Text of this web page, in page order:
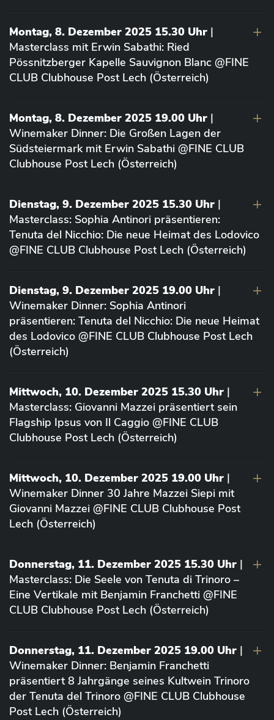
Montag, 8. Dezember 2025 15.30 Uhr |
Masterclass mit Erwin Sabathi: Ried
Pössnitzberger Kapelle Sauvignon Blanc @FINE
CLUB Clubhouse Post Lech (Österreich)
Montag, 8. Dezember 2025 19.00 Uhr |
Winemaker Dinner: Die Großen Lagen der
Südsteiermark mit Erwin Sabathi @FINE CLUB
Clubhouse Post Lech (Österreich)
Dienstag, 9. Dezember 2025 15.30 Uhr |
Masterclass: Sophia Antinori präsentieren:
Tenuta del Nicchio: Die neue Heimat des Lodovico
@FINE CLUB Clubhouse Post Lech (Österreich)
Dienstag, 9. Dezember 2025 19.00 Uhr |
Winemaker Dinner: Sophia Antinori
präsentieren: Tenuta del Nicchio: Die neue Heimat
des Lodovico @FINE CLUB Clubhouse Post Lech
(Österreich)
Mittwoch, 10. Dezember 2025 15.30 Uhr |
Masterclass: Giovanni Mazzei präsentiert sein
Flagship Ipsus von Il Caggio @FINE CLUB
Clubhouse Post Lech (Österreich)
Mittwoch, 10. Dezember 2025 19.00 Uhr |
Winemaker Dinner 30 Jahre Mazzei Siepi mit
Giovanni Mazzei @FINE CLUB Clubhouse Post
Lech (Österreich)
Donnerstag, 11. Dezember 2025 15.30 Uhr |
Masterclass: Die Seele von Tenuta di Trinoro –
Eine Vertikale mit Benjamin Franchetti @FINE
CLUB Clubhouse Post Lech (Österreich)
Donnerstag, 11. Dezember 2025 19.00 Uhr |
Winemaker Dinner: Benjamin Franchetti
präsentiert 8 Jahrgänge seines Kultwein Trinoro
der Tenuta del Trinoro @FINE CLUB Clubhouse
Post Lech (Österreich)